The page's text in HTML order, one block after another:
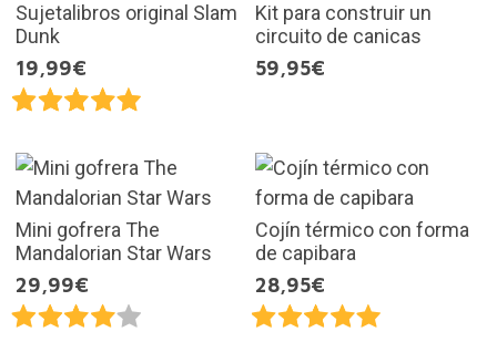
Sujetalibros original Slam
Dunk
19,99€
Kit para construir un
circuito de canicas
59,95€
Mini gofrera The
Mandalorian Star Wars
29,99€
Cojín térmico con forma
de capibara
28,95€